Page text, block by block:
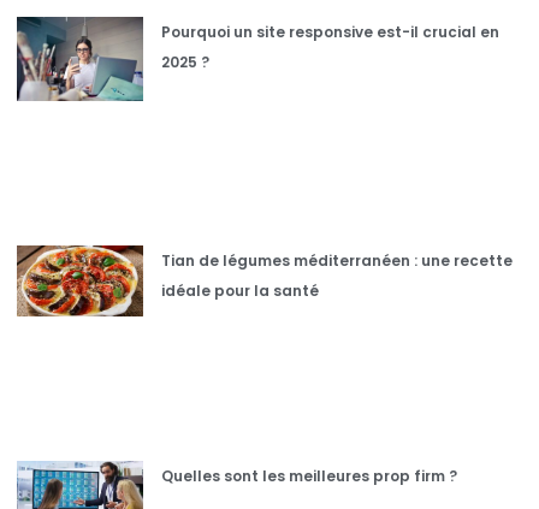
Pourquoi un site responsive est-il crucial en
2025 ?
Tian de légumes méditerranéen : une recette
idéale pour la santé
Quelles sont les meilleures prop firm ?